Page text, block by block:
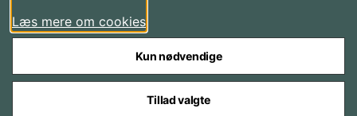
Læs mere om cookies
Kun nødvendige
Tillad valgte